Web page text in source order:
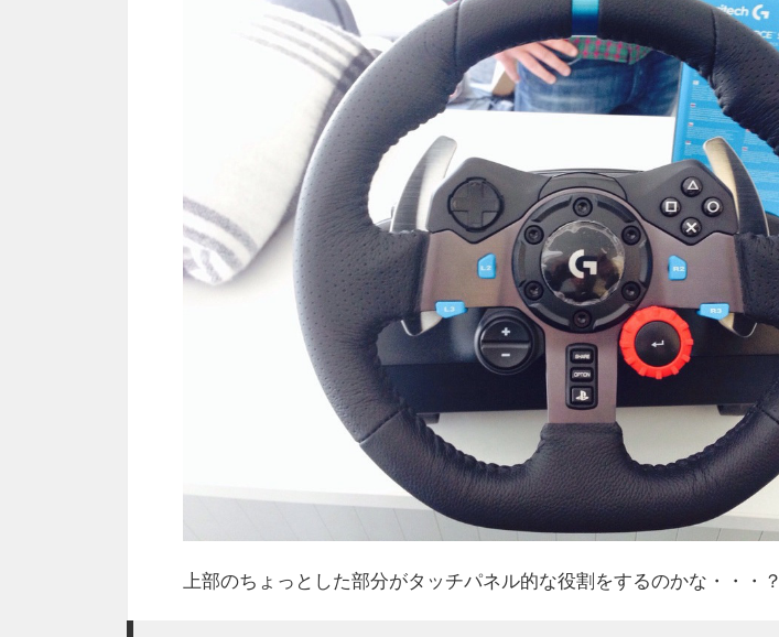
上部のちょっとした部分がタッチパネル的な役割をするのかな・・・？